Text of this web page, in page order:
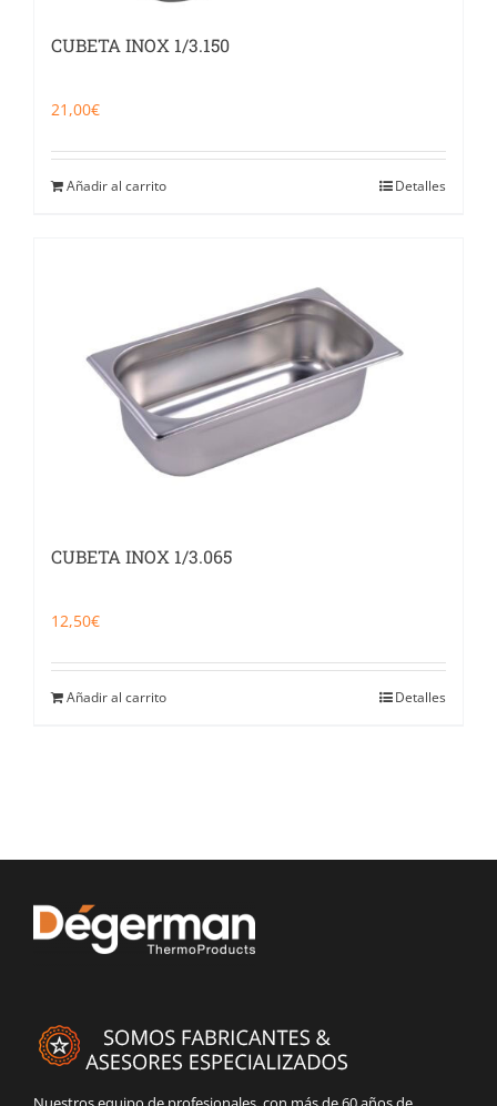
CUBETA INOX 1/3.150
21,00€
Añadir al carrito Detalles
CUBETA INOX 1/3.065
12,50€
Añadir al carrito Detalles